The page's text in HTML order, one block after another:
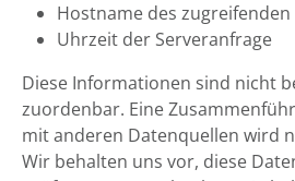
Hostname des zugreifenden
Uhrzeit der Serveranfrage
Diese Informationen sind nicht
zuordenbar. Eine
mit anderen Datenquellen wird
Wir behalten uns vor, diese